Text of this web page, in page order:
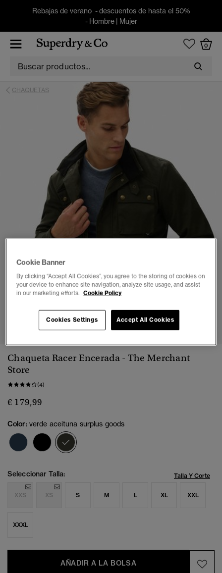
Rebajas de verano - descuentos de hasta el 50%
- Hombre| Mujer
0
CHAQUETAS
1 2 3 5 6 7
Chaqueta Racer Encerada - The Merchant
Store
(4)
€ 179,99
Color: verde aceituna surplus goods
Seleccionar Talla: Talla Y Corte
XXS XS S M L XL XXL
XXXL
AÑADIR A LA BOLSA
Cookie Banner
By clicking “Accept All Cookies”, you agree to the storing of cookies on
your device to enhance site navigation, analyze site usage, and assist
in our marketing efforts. Cookie Policy
Accept All Cookies
Cookies Settings